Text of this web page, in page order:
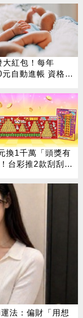
大紅包！每年
自動進帳 資格一
換1千萬「頭獎有
台彩推2款刮刮樂
33億
法：偏財「用想